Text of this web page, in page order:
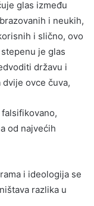
glas između
i neukih,
i slično, ovo
je glas
državu i
ovce čuva,
od najvećih
i ideologija se
razlika u